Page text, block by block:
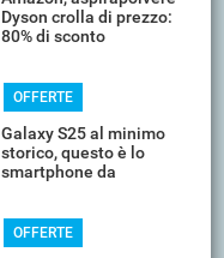
Dyson crolla di prezzo:
80% di sconto
OFFERTE
Galaxy S25 al minimo
storico, questo è lo
smartphone da
OFFERTE